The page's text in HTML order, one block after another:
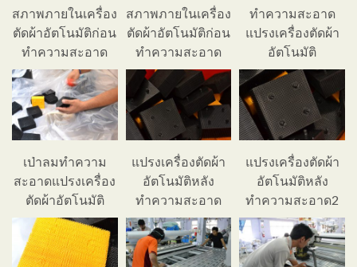
สภาพภายในเครื่อง
ตัดผ้าอัตโนมัติก่อน
ทำความสะอาด
สภาพภายในเครื่อง
ตัดผ้าอัตโนมัติก่อน
ทำความสะอาด
ทำความสะอาด
แปรงเครื่องตัดผ้า
อัตโนมัติ
เป่าลมทำความ
สะอาดแปรงเครื่อง
ตัดผ้าอัตโนมัติ
แปรงเครื่องตัดผ้า
อัตโนมัติหลัง
ทำความสะอาด
แปรงเครื่องตัดผ้า
อัตโนมัติหลัง
ทำความสะอาด2